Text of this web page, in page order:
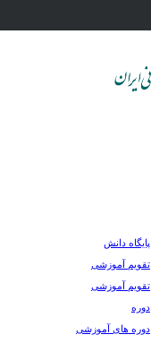
پایگاه دانش
تقویم آموزشی
تقویم آموزشی
دوره
دوره های آموزشی